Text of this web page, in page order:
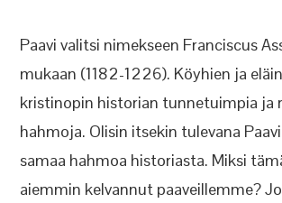
Paavi valitsi nimekseen Franciscus
mukaan (1182-1226). Köyhien ja
kristinopin historian tunnetuimpia ja
hahmoja. Olisin itsekin tulevana
samaa hahmoa historiasta. Miksi
aiemmin kelvannut paaveillemme?